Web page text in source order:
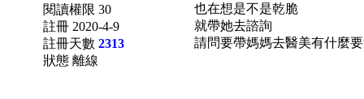
閱讀權限 30
註冊 2020-4-9
註冊天數 2313
狀態 離線
也在想是不是乾脆
就帶她去諮詢
請問要帶媽媽去醫美有什麼